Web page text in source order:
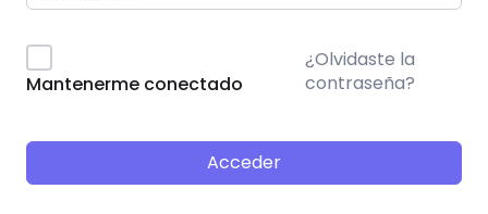
Mantenerme conectado
¿Olvidaste la
contraseña?
Acceder